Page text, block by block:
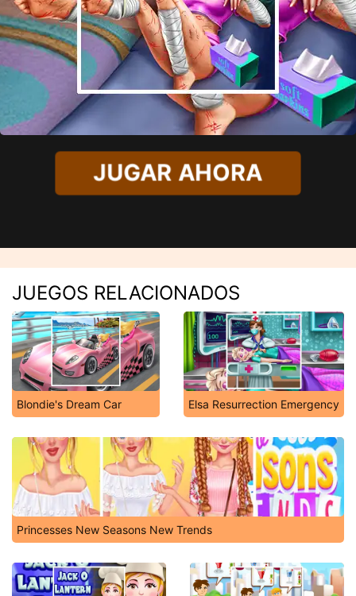
JUGAR AHORA
JUEGOS RELACIONADOS
Blondie's Dream Car Elsa Resurrection Emergency
Princesses New Seasons New Trends